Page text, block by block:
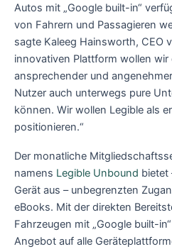
Autos mit „Google built-in“
von Fahrern und Passagieren
sagte Kaleeg Hainsworth, CEO
innovativen Plattform wollen
ansprechender und
Nutzer auch unterwegs pure
können. Wir wollen Legible als
positionieren.“
Der monatliche
namens Legible Unbound bietet
Gerät aus – unbegrenzten
eBooks. Mit der direkten
Fahrzeugen mit „Google built-
Angebot auf alle